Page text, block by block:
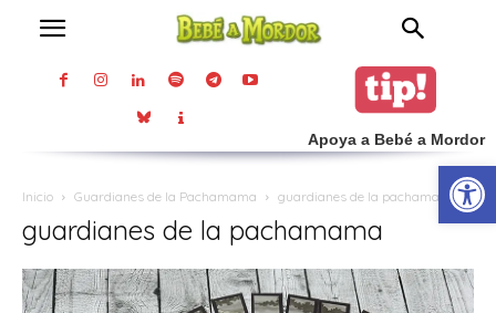
Apoya a Bebé a Mordor
Inicio Guardianes de la Pachamama guardianes de la pachamama
guardianes de la pachamama